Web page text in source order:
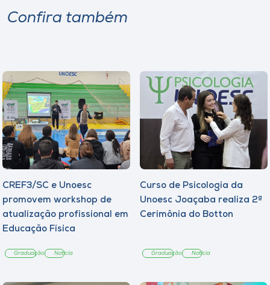
Confira também
CREF3/SC e Unoesc
promovem workshop de
atualização profissional em
Educação Física
Graduação Notícia
Curso de Psicologia da
Unoesc Joaçaba realiza 2ª
Cerimônia do Botton
Graduação Notícia